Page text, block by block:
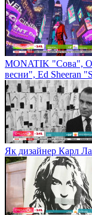
MONATIK "Сова",
весни", Ed Sheeran
Як дизайнер Карл